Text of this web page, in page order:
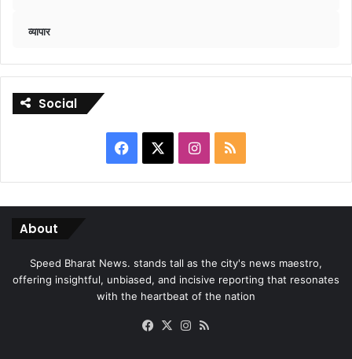
व्यापार
Social
Facebook Instagram
RSS
About
Speed Bharat News. stands tall as the city's news maestro,
offering insightful, unbiased, and incisive reporting that resonates
with the heartbeat of the nation
Facebook
X Instagram